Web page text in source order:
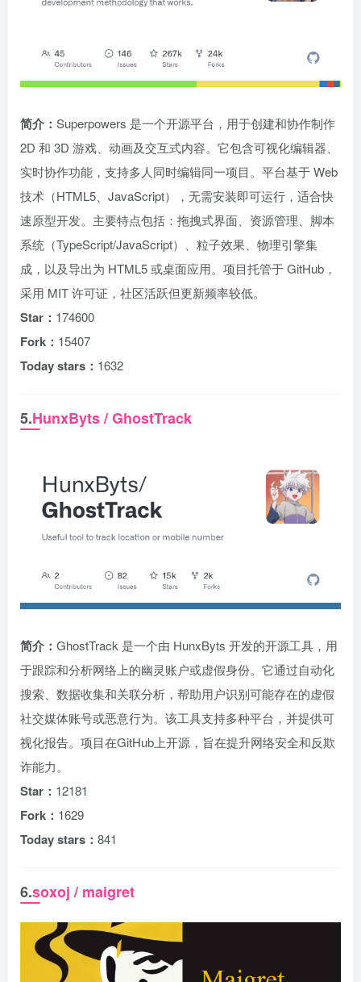
简介： Superpowers 是一个开源平台，用于创建和协作制作
2D 和 3D 游戏、动画及交互式内容。它包含可视化编辑器、
实时协作功能，支持多人同时编辑同一项目。平台基于 Web
技术（HTML5、JavaScript），无需安装即可运行，适合快
速原型开发。主要特点包括：拖拽式界面、资源管理、脚本
系统（TypeScript/JavaScript）、粒子效果、物理引擎集
成，以及导出为 HTML5 或桌面应用。项目托管于 GitHub，
采用 MIT 许可证，社区活跃但更新频率较低。
Star： 174600
Fork： 15407
Today stars： 1632
5.HunxByts / GhostTrack
简介： GhostTrack 是一个由 HunxByts 开发的开源工具，用
于跟踪和分析网络上的幽灵账户或虚假身份。它通过自动化
搜索、数据收集和关联分析，帮助用户识别可能存在的虚假
社交媒体账号或恶意行为。该工具支持多种平台，并提供可
视化报告。项目在GitHub上开源，旨在提升网络安全和反欺
诈能力。
Star： 12181
Fork： 1629
Today stars： 841
6.soxoj / maigret